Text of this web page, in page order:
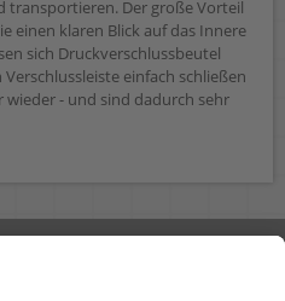
transportieren. Der große Vorteil
einen klaren Blick auf das Innere
sich Druckverschlussbeutel
einfach schließen
- und sind dadurch sehr